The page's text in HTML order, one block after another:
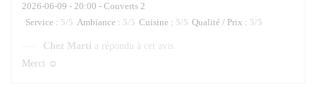
2026-06-09 - 20:00 - Couverts 2
Service : 5/5 Ambiance : 5/5 Cuisine : 5/5 Qualité / Prix : 5/5
Chez Marti a répondu à cet avis
Merci ☺️